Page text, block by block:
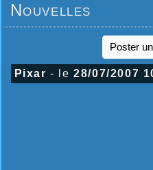
Nouvelles
Poster
Pixar - le28/07/2007